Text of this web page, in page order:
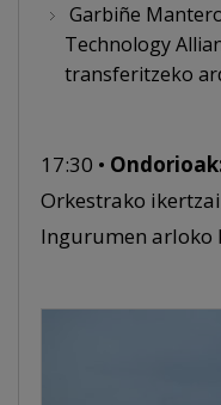
Garbiñe
Technology
transferitzeko
17:30 •
Orkestrako
Ingurumen arloko